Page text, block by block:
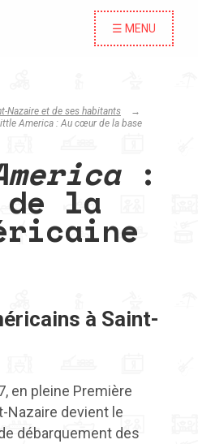
☰ MENU
Nazaire et de ses habitants
America : Au cœur de la base
:
de la
à Saint-
en pleine Première
Nazaire devient le
débarquement des